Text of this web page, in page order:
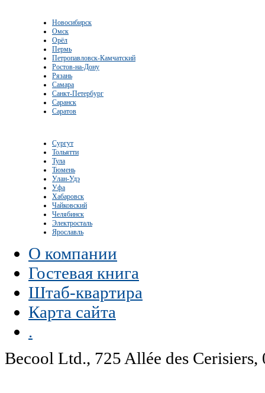
Новосибирск
Омск
Орёл
Пермь
Петропавловск-Камчатский
Ростов-на-Дону
Рязань
Самара
Санкт-Петербург
Саранск
Саратов
Сургут
Тольятти
Тула
Тюмень
Улан-Удэ
Уфа
Хабаровск
Чайковский
Челябинск
Электросталь
Ярославль
О компании
Гостевая книга
Штаб-квартира
Карта сайта
.
Becool Ltd., 725 Allée des